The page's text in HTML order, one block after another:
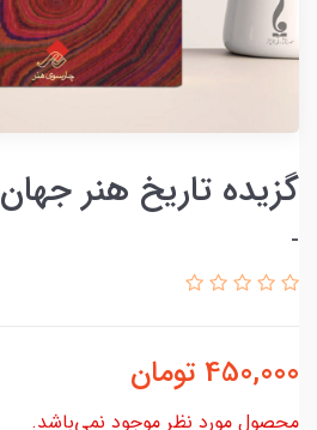
گزیده تاریخ هنر جهان‏‫
-
450,000 تومان
محصول مورد نظر موجود نمی‌باشد.